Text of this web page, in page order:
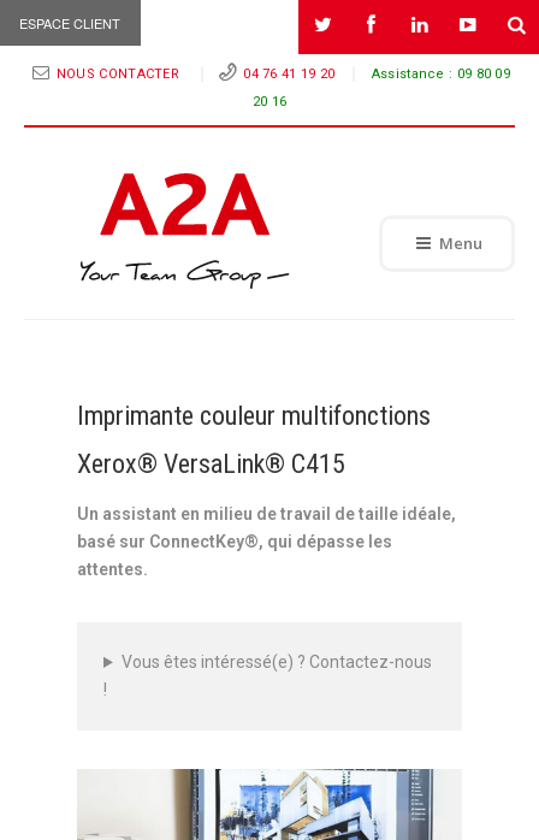
ESPACE CLIENT
NOUS CONTACTER 04 76 41 19 20 Assistance : 09 80 09
20 16
Menu
Imprimante couleur multifonctions
Xerox® VersaLink® C415
Un assistant en milieu de travail de taille idéale,
basé sur ConnectKey®, qui dépasse les
attentes.
Vous êtes intéressé(e) ? Contactez-nous
!